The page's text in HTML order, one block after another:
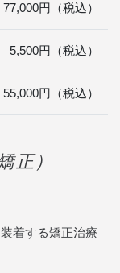
77,000円（税込）
5,500円（税込）
55,000円（税込）
正）
着する矯正治療